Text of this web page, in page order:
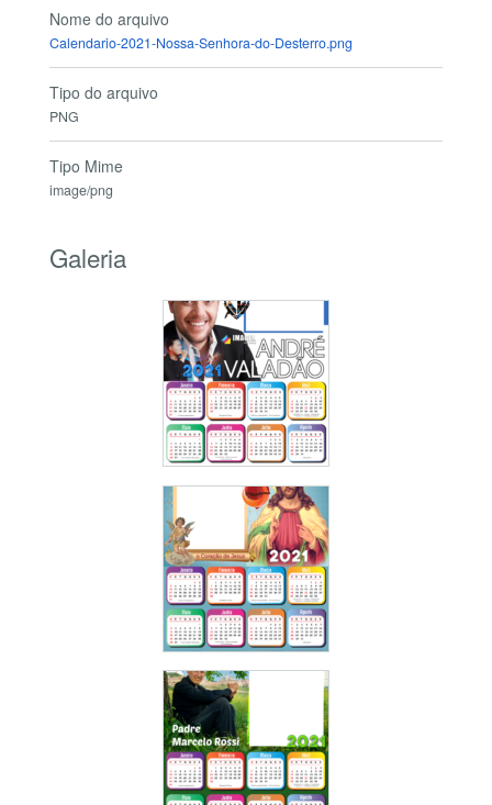
Nome do arquivo
Calendario-2021-Nossa-Senhora-do-Desterro.png
Tipo do arquivo
PNG
Tipo Mime
image/png
Galeria